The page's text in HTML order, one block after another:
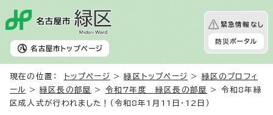
名古屋市 トップページ
緊急情報なし
防災ポータル
現在の位置： トップページ >緑区トップページ > 緑区のプロフィ
ール
>緑区長の部屋 > 令和7年度 緑区長の部屋
> 令和8年緑
区成人式が行われました！（令和8年1月11日・12日）